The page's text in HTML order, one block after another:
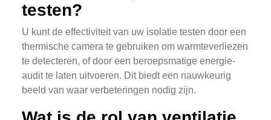
testen?
U kunt de effectiviteit van uw isolatie testen door een
thermische camera te gebruiken om warmteverliezen
te detecteren, of door een beroepsmatige energie-
audit te laten uitvoeren. Dit biedt een nauwkeurig
beeld van waar verbeteringen nodig zijn.